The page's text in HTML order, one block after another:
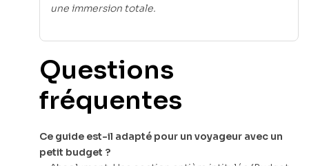
une immersion totale.
Questions
fréquentes
Ce guide est-il adapté pour un voyageur avec un
petit budget ?